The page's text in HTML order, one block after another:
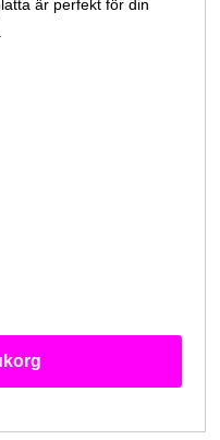
är perfekt för din